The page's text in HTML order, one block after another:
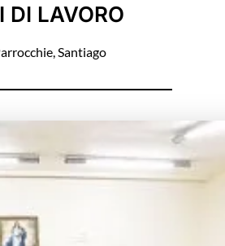
LAVORO
,Santiago